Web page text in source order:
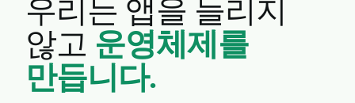
우리는 앱을 늘리지
않고 운영체제를
만듭니다.